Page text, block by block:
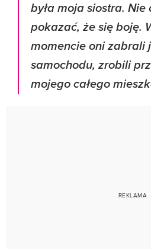
była moja siostra. Nie
pokazać, że się boję.
momencie oni zabrali
samochodu, zrobili
mojego całego